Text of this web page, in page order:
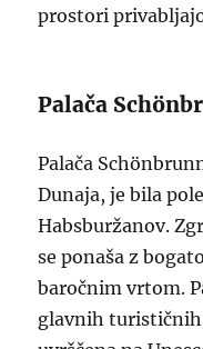
prostori
Palača
Palača
Dunaja, je bila
Habsburžanov.
se ponaša z
baročnim vrtom.
glavnih